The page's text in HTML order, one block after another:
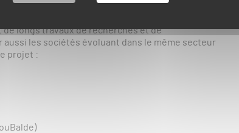
longs travaux de recherches et de
aussi les sociétés évoluant dans le même secteur
projet :